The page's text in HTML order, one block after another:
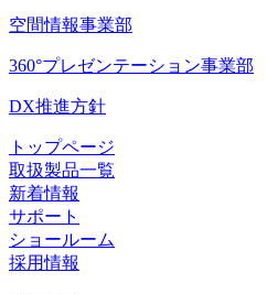
空間情報事業部
360°プレゼンテーション事業部
DX推進方針
トップページ
取扱製品一覧
新着情報
サポート
ショールーム
採用情報